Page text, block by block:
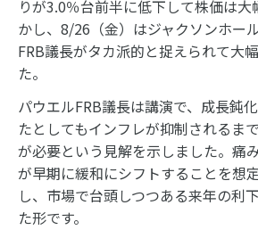
りが3.0％台前半に低下して株価は
かし、8/26（金）はジャクソンホー
FRB議長がタカ派的と捉えられて大
た。
パウエルFRB議長は講演で、成長鈍
たとしてもインフレが抑制されるま
が必要という見解を示しました。痛
が早期に緩和にシフトすることを想
し、市場で台頭しつつある来年の利
た形です。